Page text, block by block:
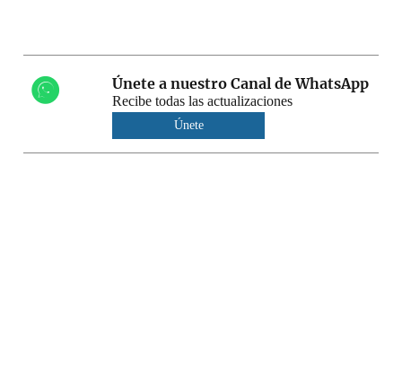
Únete a nuestro Canal de WhatsApp
Recibe todas las actualizaciones
Únete